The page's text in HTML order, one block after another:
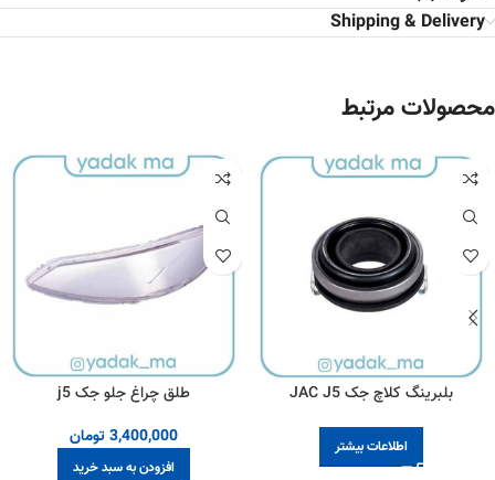
Shipping & Delivery
محصولات مرتبط
بلبرینگ کلاچ جک JAC J5
اطلاعات بیشتر
طلق چراغ جلو جک j5
3,400,000تومان
افزودن به سبد خرید